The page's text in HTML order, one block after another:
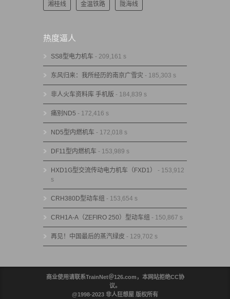
湘桂线 金温铁路 陇海线
热度逼人
SS8型电力机车 - 209,161 s
东风归来：我所经历的南京广雪灾 - 185,303 s
非人火车资料库 手机版 - 184,839 s
痛别ND5 - 172,416 s
ND5型内燃机车 - 172,018 s
DF11型内燃机车 - 153,989 s
HXD1G型交流传动电力机车（FXD1）
- 153,912
s
CRH380D型动车组 - 153,654 s
CRH1A-A（ZEFIRO 250）型动车组 - 150,867 s
再见！中国最后的蒸汽绿皮 - 129,702 s
商业使用请联系TrainNet＠126.com，本网站拒绝CC协
议。
@1998-2023 非人狂想屋 版权所有